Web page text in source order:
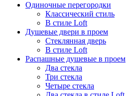
Одиночные перегородки
Классический стиль
В стиле Loft
Душевые двери в проем
Стеклянная дверь
В стиле Loft
Распашные душевые в проем
Два стекла
Три стекла
Четыре стекла